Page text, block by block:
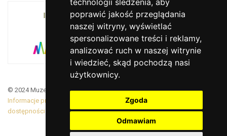
technologii śledzenia, aby
poprawić jakość przeglądania
naszej witryny, wyświetlać
spersonalizowane treści i reklamy,
analizować ruch w naszej witrynie
i wiedzieć, skąd pochodzą nasi
użytkownicy.
Zgoda
Odmawiam
INSTYTUCJA KULTURY MIASTA KRAKOWA I
WOJEWÓDZTWA MAŁOPOLSKIEGO
© 2024 Muzeum Armii Krajowej. Translated by Google Translate
Informacje prawne
Zamówienia publiczne|
dostępności